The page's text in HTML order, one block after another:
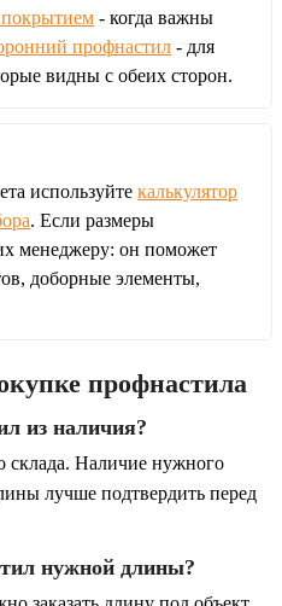
- когда важны
профнастил - для
видны с обеих сторон.
используйте калькулятор
. Если размеры
менеджеру: он поможет
доборные элементы,
профнастила
из наличия?
склада. Наличие нужного
лучше подтвердить перед
нужной длины?